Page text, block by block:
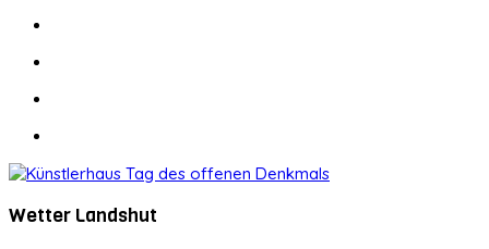
Wetter Landshut